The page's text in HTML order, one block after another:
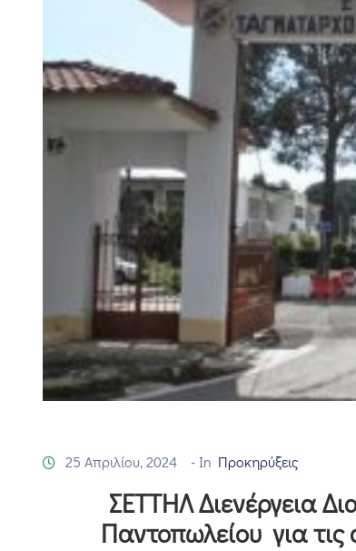
25 Απριλίου, 2024 - In Προκηρύξεις
ΣΕΤΤΗΛ Διενέργεια
Παντοπωλείου για τις